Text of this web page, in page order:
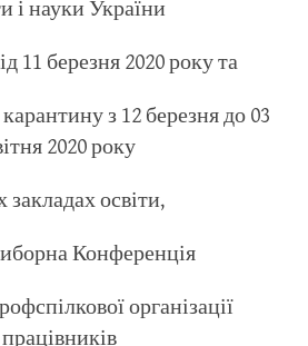
і науки України
11 березня 2020 року та
з 12 березня до 03
2020 року
закладах освіти,
Конференція
організації
працівників